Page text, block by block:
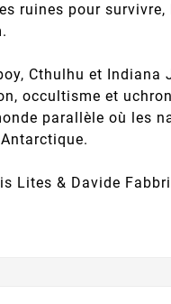
ruines pour
Cthulhu et Indiana
occultisme et
parallèle où les
Lites & Davide